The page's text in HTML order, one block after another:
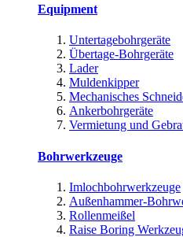
Equipment
Untertagebohrgeräte
Übertage-Bohrgeräte
Lader
Muldenkipper
Mechanisches
Ankerbohrgeräte
Vermietung und
Bohrwerkzeuge
Imlochbohrwerkzeuge
Außenhammer-
Rollenmeißel
Raise Boring